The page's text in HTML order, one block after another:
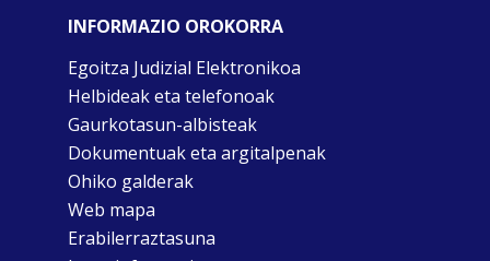
INFORMAZIO OROKORRA
Egoitza Judizial Elektronikoa
Helbideak eta telefonoak
Gaurkotasun-albisteak
Dokumentuak eta argitalpenak
Ohiko galderak
Web mapa
Erabilerraztasuna